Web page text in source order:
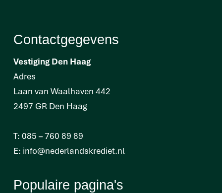
Contactgegevens
Vestiging Den Haag
Adres
Laan van Waalhaven 442
2497 GR Den Haag
T: 085 – 760 89 89
E: info@nederlandskrediet.nl
Populaire pagina's